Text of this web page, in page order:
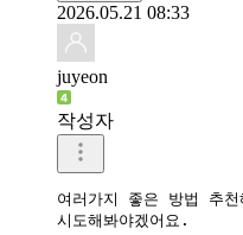
2026.05.21 08:33
juyeon
작성자
여러가지 좋은 방법 추
시도해봐야겠어요.